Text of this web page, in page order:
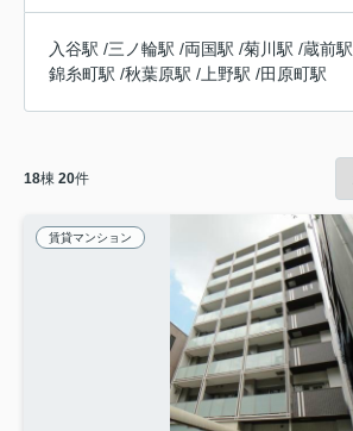
入谷駅 /三ノ輪駅 /両国駅 /菊川駅 /蔵前駅
錦糸町駅 /秋葉原駅 / 上野駅 /田原町駅
18棟 20件
賃貸マンション